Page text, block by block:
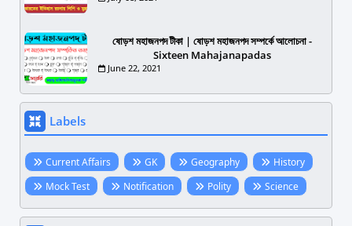
ষোড়শ মহাজনপদ টীকা | ষোড়শ মহাজনপদ সম্পর্কে আলোচনা -
Sixteen Mahajanapadas
June 22, 2021
Labels
Current Affairs GK Geography
History
Mock Test
Notification Polity Science